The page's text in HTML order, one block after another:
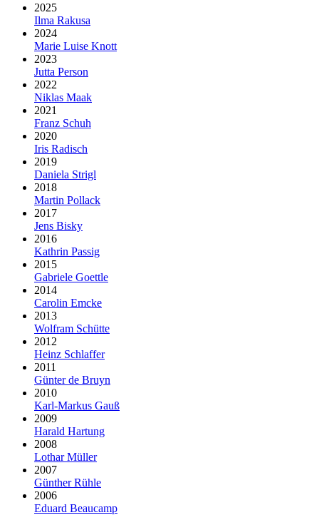
2025
Ilma Rakusa
2024
Marie Luise Knott
2023
Jutta Person
2022
Niklas Maak
2021
Franz Schuh
2020
Iris Radisch
2019
Daniela Strigl
2018
Martin Pollack
2017
Jens Bisky
2016
Kathrin Passig
2015
Gabriele Goettle
2014
Carolin Emcke
2013
Wolfram Schütte
2012
Heinz Schlaffer
2011
Günter de Bruyn
2010
Karl-Markus Gauß
2009
Harald Hartung
2008
Lothar Müller
2007
Günther Rühle
2006
Eduard Beaucamp